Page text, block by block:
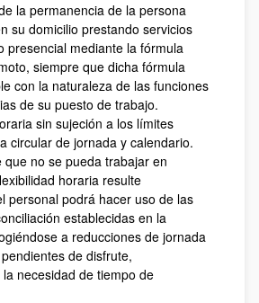
la permanencia de la persona
su domicilio prestando servicios
presencial mediante la fórmula
siempre que dicha fórmula
con la naturaleza de las funciones
de su puesto de trabajo.
sin sujeción a los límites
circular de jornada y calendario.
que no se pueda trabajar en
horaria resulte
personal podrá hacer uso de las
establecidas en la
a reducciones de jornada
de disfrute,
necesidad de tiempo de